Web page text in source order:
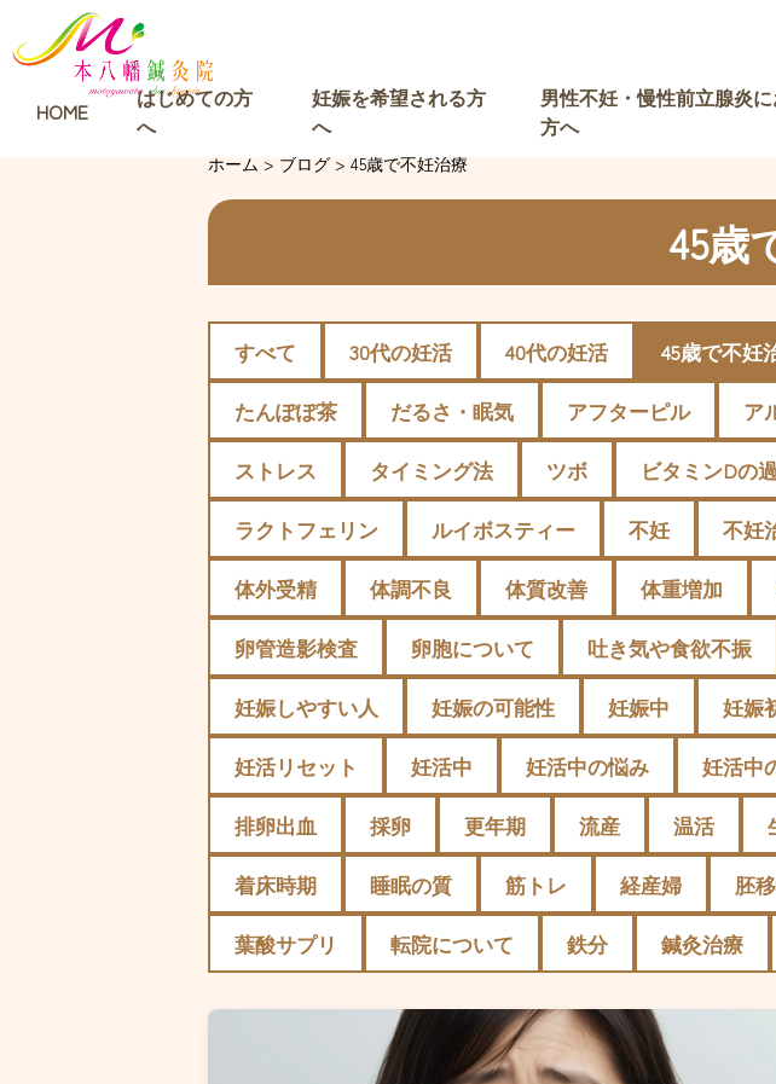
HOME
はじめての方
へ
妊娠を希望される方
へ
男性不妊・慢性前立腺炎
方へ
ホーム > ブログ> 45歳で不妊治療
45歳
すべて 30代の妊活 40代の妊活 45歳で不妊
たんぽぽ茶
だるさ・眠気 アフターピル ア
ストレス
タイミング法 ツボ ビタミンDの
ラクトフェリン
ルイボスティー 不妊 不妊
体外受精
体調不良 体質改善 体重増加
卵管造影検査
卵胞について 吐き気や食欲不振
妊娠しやすい人
妊娠の可能性 妊娠中 妊娠
妊活リセット
妊活中 妊活中の悩み 妊活中
排卵出血
採卵 更年期 流産 温活
着床時期
睡眠の質 筋トレ 経産婦 胚
葉酸サプリ
転院について 鉄分 鍼灸治療